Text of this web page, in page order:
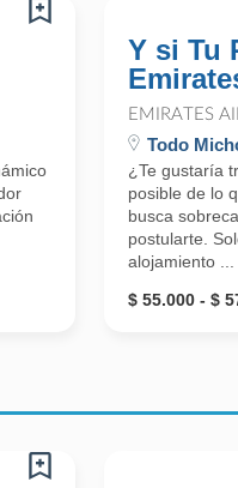
Y si Tu
EMIRATES
Todo
¿Te gustaría
posible de lo
busca
postularte.
alojamiento ...
$ 55.000 - $